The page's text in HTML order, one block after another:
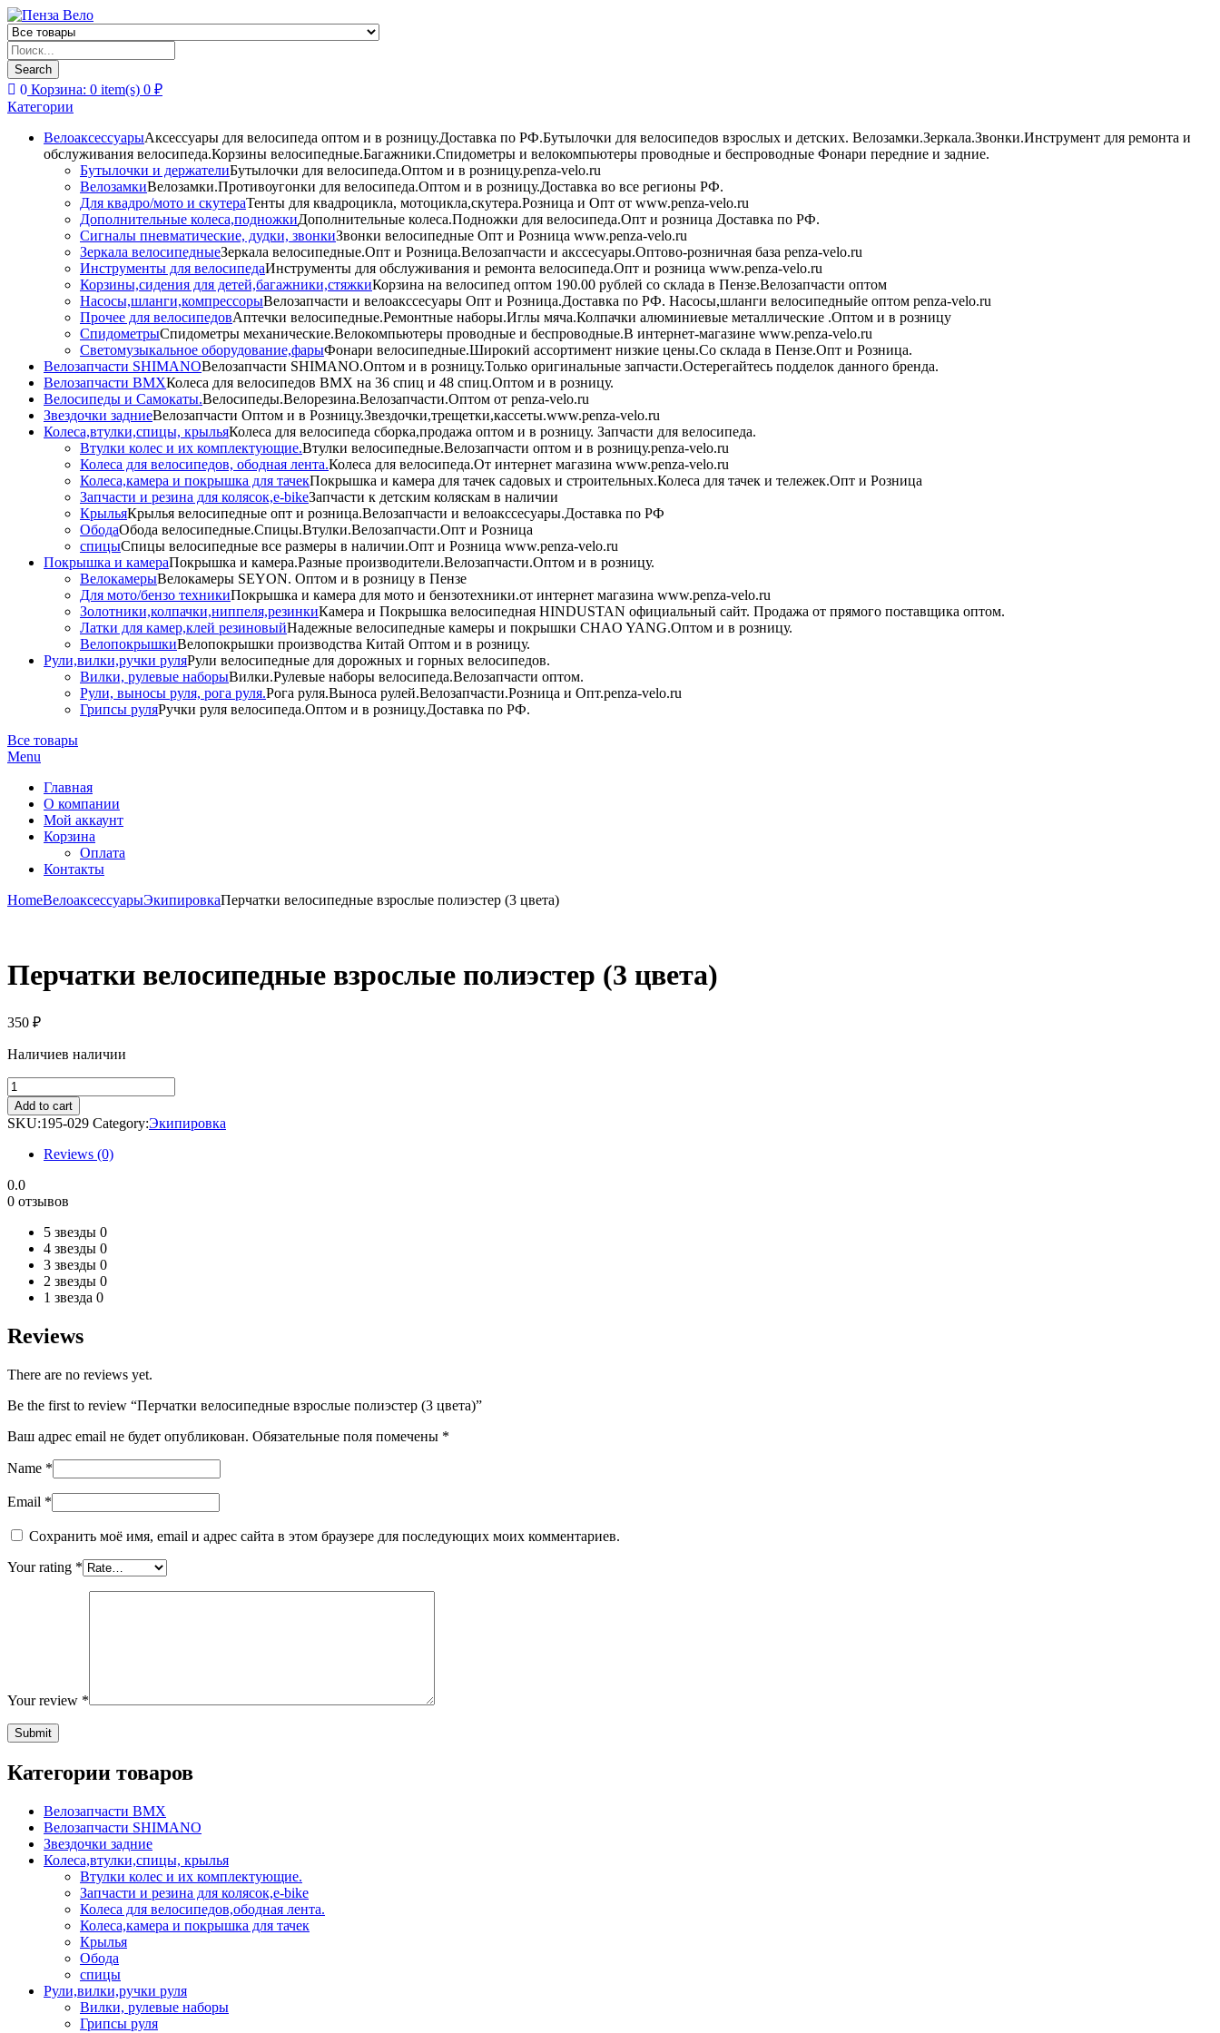
Products
search
Search
0 Корзина: 0 item(s) 0 ₽
Категории
ВелоаксессуарыАксессуары для велосипеда оптом и в розницу.Доставка по РФ.Бутылочки для велосипедов взрослых и детских. Велозамки.Зеркала.Звонки.Инструмент для ремонта и
обслуживания велосипеда.Корзины велосипедные.Багажники.Спидометры и велокомпьютеры проводные и беспроводные Фонари передние и задние.
Бутылочки и держателиБутылочки для велосипеда.Оптом и в розницу.penza-velo.ru
ВелозамкиВелозамки.Противоугонки для велосипеда.Оптом и в розницу.Доставка во все регионы РФ.
Для квадро/мото и скутераТенты для квадроцикла, мотоцикла,скутера.Розница и Опт от www.penza-velo.ru
Дополнительные колеса,подножкиДополнительные колеса.Подножки для велосипеда.Опт и розница Доставка по РФ.
Сигналы пневматические, дудки, звонкиЗвонки велосипедные Опт и Розница www.penza-velo.ru
Зеркала велосипедныеЗеркала велосипедные.Опт и Розница.Велозапчасти и акссесуары.Оптово-розничная база penza-velo.ru
Инструменты для велосипедаИнструменты для обслуживания и ремонта велосипеда.Опт и розница www.penza-velo.ru
Корзины,сидения для детей,багажники,стяжкиКорзина на велосипед оптом 190.00 рублей со склада в Пензе.Велозапчасти оптом
Насосы,шланги,компрессорыВелозапчасти и велоакссесуары Опт и Розница.Доставка по РФ. Насосы,шланги велосипедныйе оптом penza-velo.ru
Прочее для велосипедовАптечки велосипедные.Ремонтные наборы.Иглы мяча.Колпачки алюминиевые металлические .Оптом и в розницу
СпидометрыСпидометры механические.Велокомпьютеры проводные и беспроводные.В интернет-магазине www.penza-velo.ru
Светомузыкальное оборудование,фарыФонари велосипедные.Широкий ассортимент низкие цены.Со склада в Пензе.Опт и Розница.
Велозапчасти SHIMANOВелозапчасти SHIMANO.Оптом и в розницу.Только оригинальные запчасти.Остерегайтесь подделок данного бренда.
Велозапчасти BMXКолеса для велосипедов BMX на 36 спиц и 48 спиц.Оптом и в розницу.
Велосипеды и Самокаты.Велосипеды.Велорезина.Велозапчасти.Оптом от penza-velo.ru
Звездочки задниеВелозапчасти Оптом и в Розницу.Звездочки,трещетки,кассеты.www.penza-velo.ru
Колеса,втулки,спицы, крыльяКолеса для велосипеда сборка,продажа оптом и в розницу. Запчасти для велосипеда.
Втулки колес и их комплектующие.Втулки велосипедные.Велозапчасти оптом и в розницу.penza-velo.ru
Колеса для велосипедов, ободная лента.Колеса для велосипеда.От интернет магазина www.penza-velo.ru
Колеса,камера и покрышка для тачекПокрышка и камера для тачек садовых и строительных.Колеса для тачек и тележек.Опт и Розница
Запчасти и резина для колясок,e-bikeЗапчасти к детским коляскам в наличии
КрыльяКрылья велосипедные опт и розница.Велозапчасти и велоакссесуары.Доставка по РФ
ОбодаОбода велосипедные.Спицы.Втулки.Велозапчасти.Опт и Розница
спицыСпицы велосипедные все размеры в наличии.Опт и Розница www.penza-velo.ru
Покрышка и камераПокрышка и камера.Разные производители.Велозапчасти.Оптом и в розницу.
ВелокамерыВелокамеры SEYON. Оптом и в розницу в Пензе
Для мото/бензо техникиПокрышка и камера для мото и бензотехники.от интернет магазина www.penza-velo.ru
Золотники,колпачки,ниппеля,резинкиКамера и Покрышка велосипедная HINDUSTAN официальный сайт. Продажа от прямого поставщика оптом.
Латки для камер,клей резиновыйНадежные велосипедные камеры и покрышки CHAO YANG.Оптом и в розницу.
ВелопокрышкиВелопокрышки производства Китай Оптом и в розницу.
Рули,вилки,ручки руляРули велосипедные для дорожных и горных велосипедов.
Вилки, рулевые наборыВилки.Рулевые наборы велосипеда.Велозапчасти оптом.
Рули, выносы руля, рога руля.Рога руля.Выноса рулей.Велозапчасти.Розница и Опт.penza-velo.ru
Грипсы руляРучки руля велосипеда.Оптом и в розницу.Доставка по РФ.
Все товары
Menu
Главная
О компании
Мой аккаунт
Корзина
Оплата
Контакты
HomeВелоаксессуарыЭкипировкаПерчатки велосипедные взрослые полиэстер (3 цвета)
Перчатки велосипедные взрослые полиэстер (3 цвета)
350 ₽
Наличиев наличии
Перчатки
велосипедные
взрослые
полиэстер
цвета)
quantity
Add to cart
SKU:195-029 Category:Экипировка
Reviews (0)
0.0
0 отзывов
5 звезды 0
4 звезды 0
3 звезды 0
2 звезды 0
1 звезда 0
Reviews
There are no reviews yet.
Be the first to review “Перчатки велосипедные взрослые полиэстер (3 цвета)”
Ваш адрес email не будет опубликован. Обязательные поля помечены *
Name *
Email *
Сохранить моё имя, email и адрес сайта в этом браузере для последующих моих комментариев.
Your rating *
Your review *
Категории товаров
Велозапчасти BMX
Велозапчасти SHIMANO
Звездочки задние
Колеса,втулки,спицы, крылья
Втулки колес и их комплектующие.
Запчасти и резина для колясок,e-bike
Колеса для велосипедов,ободная лента.
Колеса,камера и покрышка для тачек
Крылья
Обода
спицы
Рули,вилки,ручки руля
Вилки, рулевые наборы
Грипсы руля